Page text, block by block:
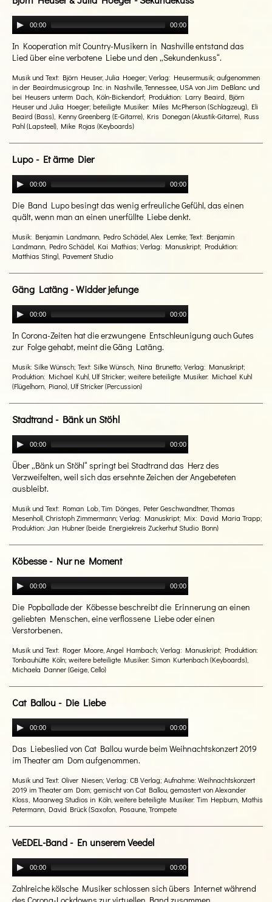
00:00 00:00
In Kooperation mit Country-Musikern in Nashville entstand das
Lied über eine verbotene Liebe und den „Sekundenkuss“.
Musik und Text: Björn Heuser, Julia Hoeger; Verlag: Heusermusik; aufgenommen
in der Beairdmusicgroup Inc. in Nashville, Tennessee, USA von Jim DeBlanc und
bei Heusers unterm Dach, Köln-Bickendorf; Produktion: Larry Beaird, Björn
Heuser und Julia Hoeger; beteiligte Musiker: Miles McPherson (Schlagzeug), Eli
Beaird (Bass), Kenny Greenberg (E-Gitarre), Kris Donegan (Akustik-Gitarre), Russ
Pahl (Lapsteel), Mike Rojas (Keyboards)
Lupo - Et ärme Dier
00:00 00:00
Die Band Lupo besingt das wenig erfreuliche Gefühl, das einen
quält, wenn man an einen unerfüllte Liebe denkt.
Musik: Benjamin Landmann, Pedro Schädel, Alex Lemke; Text: Benjamin
Landmann, Pedro Schädel, Kai Mathias; Verlag: Manuskript; Produktion:
Matthias Stingl, Pavement Studio
Gäng Latäng - Widder jefunge
00:00 00:00
In Corona-Zeiten hat die erzwungene Entschleunigung auch Gutes
zur Folge gehabt, meint die Gäng Latäng.
Musik: Silke Wünsch; Text: Silke Wünsch, Nina Brunetto; Verlag: Manuskript;
Produktion: Michael Kuhl, Ulf Stricker; weitere beteiligte Musiker: Michael Kuhl
(Flügelhorn, Piano), Ulf Stricker (Percussion)
Stadtrand - Bänk un Stöhl
00:00 00:00
Über „Bänk un Stöhl“ springt bei Stadtrand das Herz des
Verzweifelten, weil sich das ersehnte Zeichen der Angebeteten
ausbleibt.
Musik und Text: Roman Lob, Tim Dönges, Peter Geschwandtner, Thomas
Mesenholl, Christoph Zimmermann; Verlag: Manuskript; Mix: David Maria Trapp;
Produktion: Jan Hubner (beide Energiekreis Zuckerhut Studio Bonn)
Köbesse - Nur ne Moment
00:00 00:00
Die Popballade der Köbesse beschreibt die Erinnerung an einen
geliebten Menschen, eine verflossene Liebe oder einen
Verstorbenen.
Musik und Text: Roger Moore, Angel Hambach; Verlag: Manuskript; Produktion:
Tonbauhütte Köln; weitere beteiligte Musiker: Simon Kurtenbach (Keyboards),
Michaela Danner (Geige, Cello)
Cat Ballou - Die Liebe
00:00 00:00
Das Liebeslied von Cat Ballou wurde beim Weihnachtskonzert 2019
im Theater am Dom aufgenommen.
Musik und Text: Oliver Niesen; Verlag: CB Verlag; Aufnahme: Weihnachtskonzert
2019 im Theater am Dom; gemischt von Cat Ballou, gemastert von Alexander
Kloss, Maarweg Studios in Köln, weitere beteiligte Musiker: Tim Hepburn, Mathis
Petermann, David Brück (Saxofon, Posaune, Trompete
VeEDEL-Band - En unserem Veedel
00:00 00:00
Zahlreiche kölsche Musiker schlossen sich übers Internet während